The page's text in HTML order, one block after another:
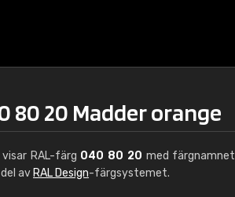
80 20 Madder orange
visar RAL-färg 040 80 20 med färgnamnet
del av RAL Design-färgsystemet.